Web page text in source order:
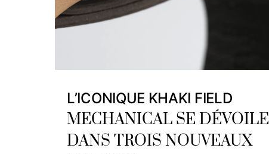
L’ICONIQUE KHAKI FIELD
MECHANICAL SE DÉVOILE
DANS TROIS NOUVEAUX